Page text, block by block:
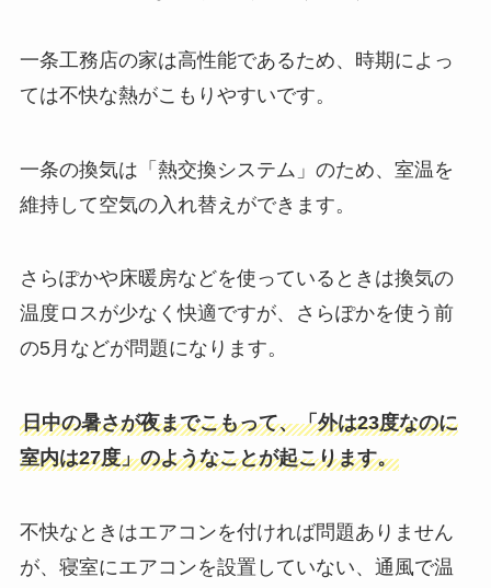
一条工務店の家は高性能であるため、時期によっ
ては不快な熱がこもりやすいです。
一条の換気は「熱交換システム」のため、室温を
維持して空気の入れ替えができます。
さらぽかや床暖房などを使っているときは換気の
温度ロスが少なく快適ですが、さらぽかを使う前
の5月などが問題になります。
日中の暑さが夜までこもって、「外は23度なのに
室内は27度」のようなことが起こります。
不快なときはエアコンを付ければ問題ありません
が、寝室にエアコンを設置していない、通風で温